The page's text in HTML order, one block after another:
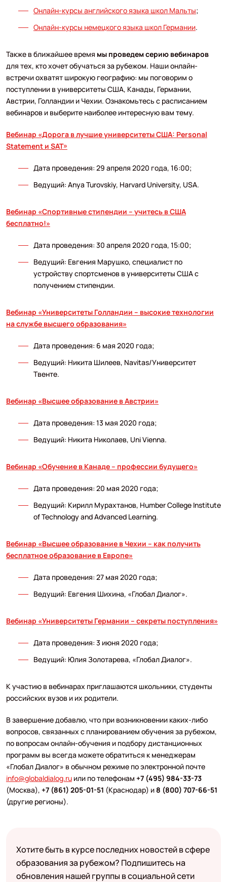
Онлайн-курсы английского языка школ Мальты;
Онлайн-курсы немецкого языка школ Германии.
Также в ближайшее время мы проведем серию вебинаров
для тех, кто хочет обучаться за рубежом. Наши онлайн-
встречи охватят широкую географию: мы поговорим о
поступлении в университеты США, Канады, Германии,
Австрии, Голландии и Чехии. Ознакомьтесь с расписанием
вебинаров и выберите наиболее интересную вам тему.
Вебинар «Дорога в лучшие университеты США: Personal
Statement и SAT»
Дата проведения: 29 апреля 2020 года, 16:00;
Ведущий: Anya Turovskiy, Harvard University, USA.
Вебинар «Спортивные стипендии – учитесь в США
бесплатно!»
Дата проведения: 30 апреля 2020 года, 15:00;
Ведущий: Евгения Марушко, специалист по
устройству спортсменов в университеты США с
получением стипендии.
Вебинар «Университеты Голландии – высокие технологии
на службе высшего образования»
Дата проведения: 6 мая 2020 года;
Ведущий: Никита Шилеев, Navitas/Университет
Твенте.
Вебинар «Высшее образование в Австрии»
Дата проведения: 13 мая 2020 года;
Ведущий: Никита Николаев, Uni Vienna.
Вебинар «Обучение в Канаде – профессии будущего»
Дата проведения: 20 мая 2020 года;
Ведущий: Кирилл Мурахтанов, Humber College Institute
of Technology and Advanced Learning.
Вебинар «Высшее образование в Чехии – как получить
бесплатное образование в Европе»
Дата проведения: 27 мая 2020 года;
Ведущий: Евгения Шихина, «Глобал Диалог».
Вебинар «Университеты Германии – секреты поступления»
Дата проведения: 3 июня 2020 года;
Ведущий: Юлия Золотарева, «Глобал Диалог».
К участию в вебинарах приглашаются школьники, студенты
российских вузов и их родители.
В завершение добавлю, что при возникновении каких-либо
вопросов, связанных с планированием обучения за рубежом,
по вопросам онлайн-обучения и подбору дистанционных
программ вы всегда можете обратиться к менеджерам
«Глобал Диалог» в обычном режиме по электронной почте
info@globaldialog.ruили по телефонам +7 (495) 984-33-73
(Москва), +7 (861) 205-01-51 (Краснодар) и8 (800) 707-66-51
(другие регионы).
Хотите быть в курсе последних новостей в сфере
образования за рубежом? Подпишитесь на
обновления нашей группы в социальной сети